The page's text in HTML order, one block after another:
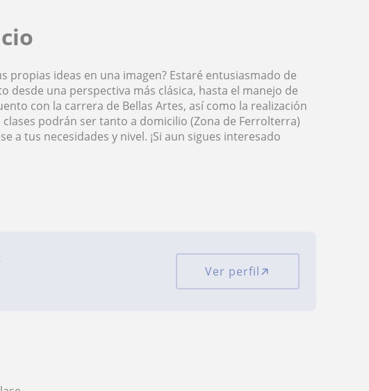
propias ideas en una imagen? Estaré entusiasmado de
desde una perspectiva más clásica, hasta el manejo de
con la carrera de Bellas Artes, así como la realización
podrán ser tanto a domicilio (Zona de Ferrolterra)
a tus necesidades y nivel. ¡Si aun sigues interesado
Ver perfil